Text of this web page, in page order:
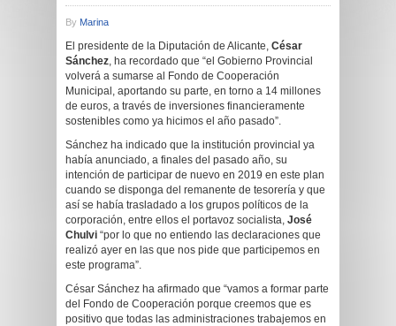
By Marina
El presidente de la Diputación de Alicante, César
Sánchez, ha recordado que “el Gobierno Provincial
volverá a sumarse al Fondo de Cooperación
Municipal, aportando su parte, en torno a 14 millones
de euros, a través de inversiones financieramente
sostenibles como ya hicimos el año pasado”.
Sánchez ha indicado que la institución provincial ya
había anunciado, a finales del pasado año, su
intención de participar de nuevo en 2019 en este plan
cuando se disponga del remanente de tesorería y que
así se había trasladado a los grupos políticos de la
corporación, entre ellos el portavoz socialista, José
Chulvi “por lo que no entiendo las declaraciones que
realizó ayer en las que nos pide que participemos en
este programa”.
César Sánchez ha afirmado que “vamos a formar parte
del Fondo de Cooperación porque creemos que es
positivo que todas las administraciones trabajemos en